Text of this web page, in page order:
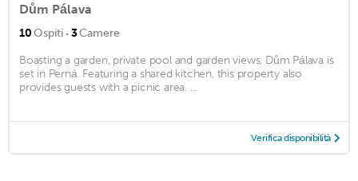
Dům Pálava
10Ospiti · 3Camere
Boasting a garden, private pool and garden views, Dům Pálava is
set in Perná. Featuring a shared kitchen, this property also
provides guests with a picnic area. ...
Verifica disponibilità